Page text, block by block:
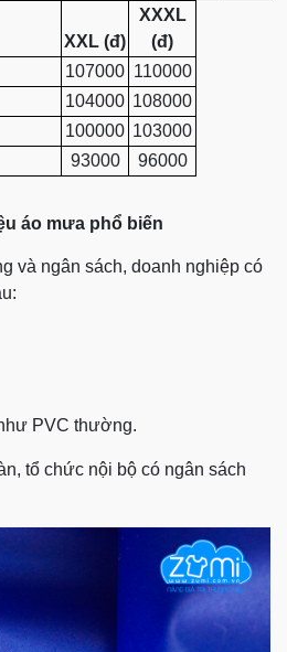
XXL (đ)
XXXL
(đ)
107000 110000
104000 108000
100000 103000
93000 96000
áo mưa phổ biến
và ngân sách, doanh nghiệp có
PVC thường.
tổ chức nội bộ có ngân sách